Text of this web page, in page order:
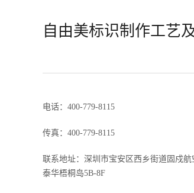
自由美标识制作工艺
电话：400-779-8115
传真：400-779-8115
联系地址：深圳市宝安区西乡街道固戍
泰华梧桐岛5B-8F